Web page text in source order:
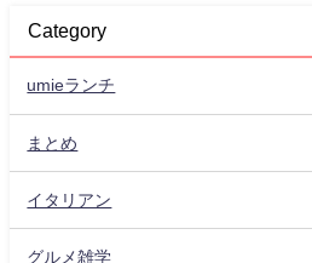
Category
umieランチ
まとめ
イタリアン
グルメ雑学